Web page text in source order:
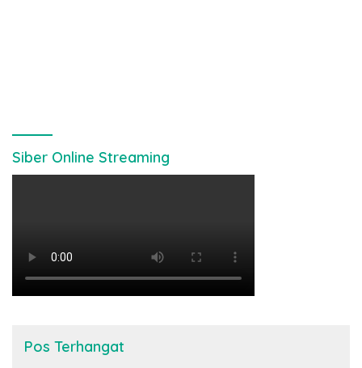
Siber Online Streaming
Pos Terhangat